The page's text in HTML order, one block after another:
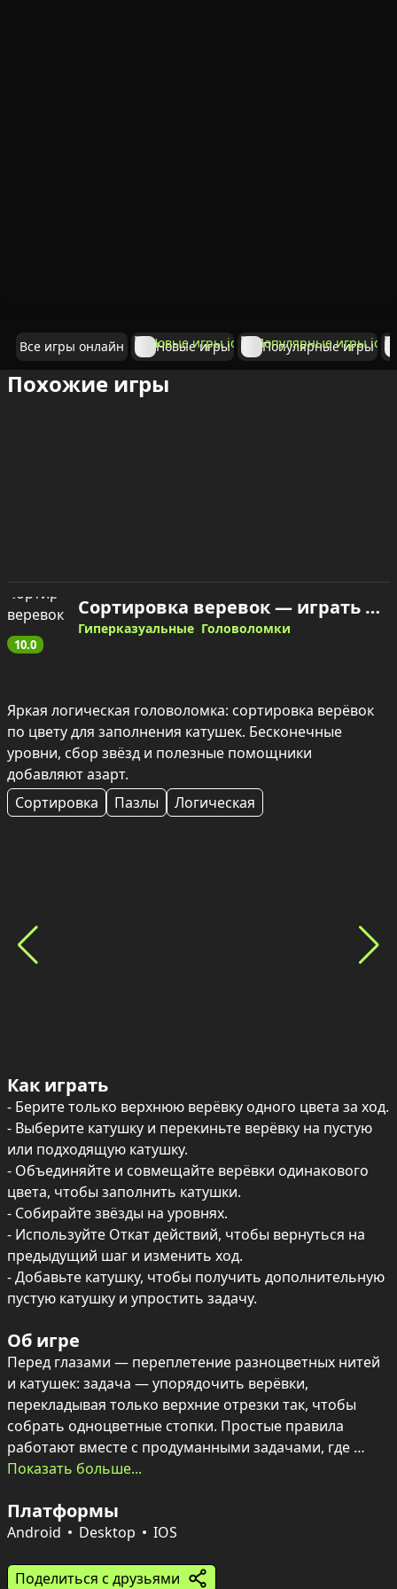
Все игры онлайн Новые игры Популярные игры
Похожие игры
10.0
Сортировка веревок — играть онлайн
Гиперказуальные Головоломки
Яркая логическая головоломка: сортировка верёвок
по цвету для заполнения катушек. Бесконечные
уровни, сбор звёзд и полезные помощники
добавляют азарт.
Сортировка
Пазлы Логическая
Как играть
- Берите только верхнюю верёвку одного цвета за ход.
- Выберите катушку и перекиньте верёвку на пустую
или подходящую катушку.
- Объединяйте и совмещайте верёвки одинакового
цвета, чтобы заполнить катушки.
- Собирайте звёзды на уровнях.
- Используйте Откат действий, чтобы вернуться на
предыдущий шаг и изменить ход.
- Добавьте катушку, чтобы получить дополнительную
пустую катушку и упростить задачу.
Об игре
Перед глазами — переплетение разноцветных нитей
и катушек: задача — упорядочить верёвки,
перекладывая только верхние отрезки так, чтобы
собрать одноцветные стопки. Простые правила
работают вместе с продуманными задачами, где
важны внимательность и планирование ходов.
На уровнях встречаются звёзды и вспомогательные
механизмы: откат действий позволяет вернуться на
дополнительное пустое место для перестановок.
Показать больше...
Платформы
Android Desktop IOS
Поделиться с друзьями